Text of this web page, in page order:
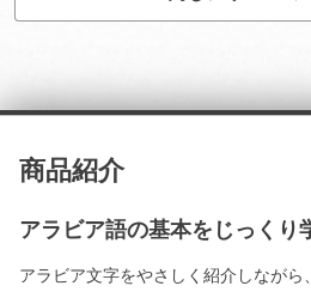
商品紹介
アラビア語の基本をじっくり
アラビア文字をやさしく紹介しながら